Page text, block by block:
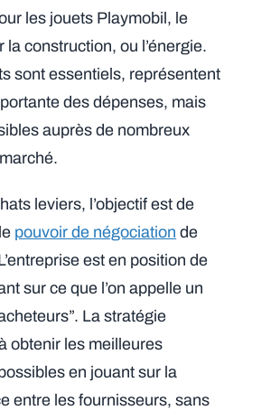
les jouets Playmobil, le
la construction, ou l’énergie.
sont essentiels, représentent
des dépenses, mais
auprès de nombreux
leviers, l’objectif est de
pouvoir de négociation de
est en position de
sur ce que l’on appelle un
La stratégie
obtenir les meilleures
en jouant sur la
entre les fournisseurs, sans